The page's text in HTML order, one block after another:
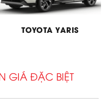
TOYOTA YARIS
GIÁ ĐẶC BIỆT